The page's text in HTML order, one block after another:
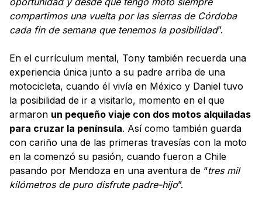
compartimos una vuelta por las sierras de Córdoba
cada fin de semana que tenemos la posibilidad”.
En el currículum mental, Tony también recuerda una
experiencia única junto a su padre arriba de una
motocicleta, cuando él vivía en México y Daniel tuvo
la posibilidad de ir a visitarlo, momento en el que
armaron un pequeño viaje con dos motos alquiladas
para cruzar la península. Así como también guarda
con cariño una de las primeras travesías con la moto
en la comenzó su pasión, cuando fueron a Chile
pasando por Mendoza en una aventura de “tres mil
kilómetros de puro disfrute padre-hijo”.